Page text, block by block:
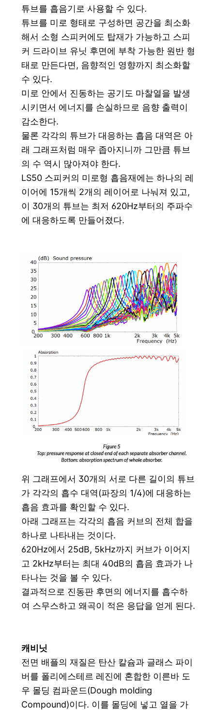
튜브를 흡음기로 사용할 수 있다.
튜브를 미로 형태로 구성하면 공간을 최소화
해서 소형 스피커에도 탑재가 가능하고 스피
커 드라이브 유닛 후면에 부착 가능한 원반 형
태로 만든다면, 음향적인 영향까지 최소화할
수 있다.
미로 안에서 진동하는 공기도 마찰열을 발생
시키면서 에너지를 손실하므로 음향 출력이
감소한다.
물론 각각의 튜브가 대응하는 흡음 대역은 아
래 그래프처럼 매우 좁아지니까 그만큼 튜브
의 수 역시 많아져야 한다.
LS50 스피커의 미로형 흡음재에는 하나의 레
이어에 15개씩 2개의 레이어로 나눠져 있고,
이 30개의 튜브는 최저 620Hz부터의 주파수
에 대응하도록 만들어졌다.
위 그래프에서 30개의 서로 다른 길이의 튜브
가 각각의 흡수 대역(파장의 1/4)에 대응하는
흡음 효과를 확인할 수 있다.
아래 그래프는 각각의 흡음 커브의 전체 합을
하나로 나타내는 것이다.
620Hz에서 25dB, 5kHz까지 커브가 이어지
고 2kHz부터는 최대 40dB의 흡음 효과가 나
타나는 것을 볼 수 있다.
결과적으로 진동판 후면의 에너지를 흡수하
여 스무스하고 왜곡이 적은 응답을 얻게 된다.
캐비닛
전면 배플의 재질은 탄산 칼슘과 글래스 파이
버를 폴리에스테르 레진에 혼합한 이른바 도
우 몰딩 컴파운드(Dough molding
Compound)이다. 이를 몰딩에 넣고 열을 가